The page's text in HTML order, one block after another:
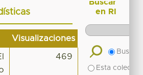
Visualizaciones
469
Buscar
en RI
Buscar
Esta